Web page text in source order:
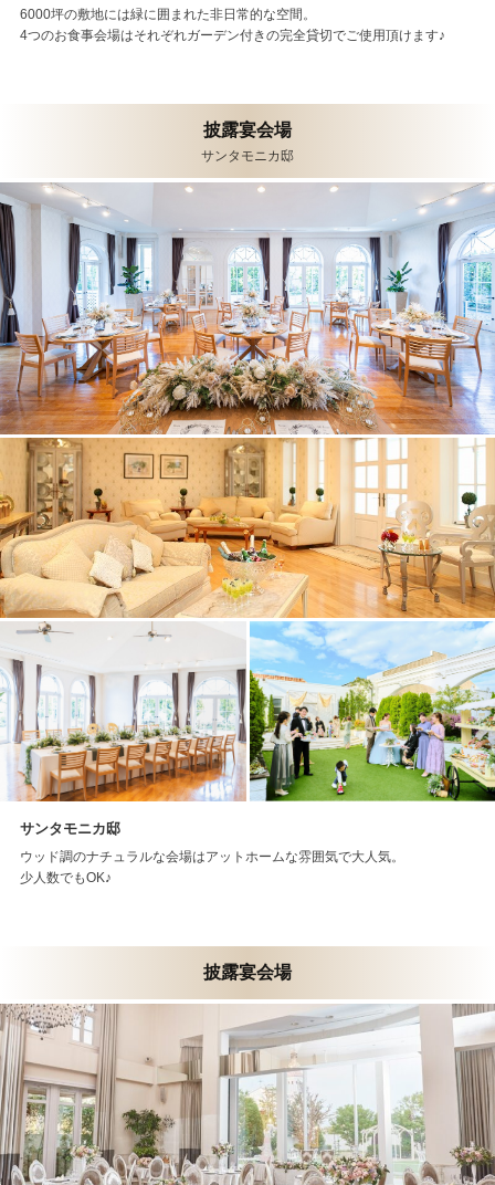
6000坪の敷地には緑に囲まれた非日常的な空間。
4つのお食事会場はそれぞれガーデン付きの完全貸切でご使用頂けます♪
披露宴会場
サンタモニカ邸
サンタモニカ邸
ウッド調のナチュラルな会場はアットホームな雰囲気で大人気。
少人数でもOK♪
披露宴会場